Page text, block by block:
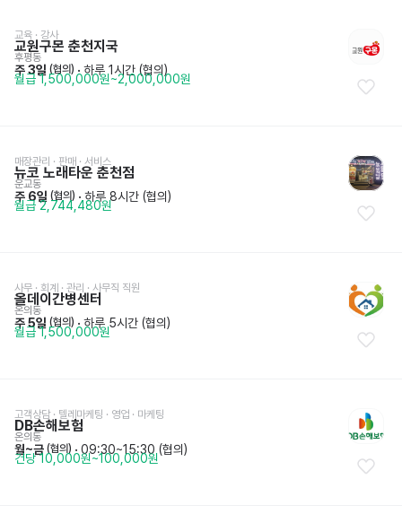
교육 · 강사
교원구몬 춘천지국
후평동
주 3일 (협의) · 하루 1시간 (협의)
월급 1,500,000원~2,000,000원
매장관리 · 판매 · 서비스
뉴코 노래타운 춘천점
운교동
주 6일 (협의) · 하루 8시간 (협의)
월급 2,744,480원
사무 · 회계 · 관리 · 사무직 직원
올데이간병센터
온의동
주 5일 (협의) · 하루 5시간 (협의)
월급 1,500,000원
고객상담 · 텔레마케팅 · 영업 · 마케팅
DB손해보험
온의동
월~금 (협의) · 09:30~15:30 (협의)
건당 10,000원~100,000원